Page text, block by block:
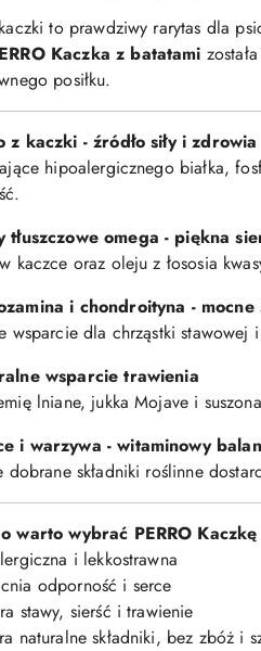
to prawdziwy rarytas dla
Kaczka z batatami
posiłku.
z kaczki - źródło siły i zdrowia
hipoalergicznego białka,
tłuszczowe omega - piękna
kaczce oraz oleju z łososia
i chondroityna - mocne
wsparcie dla chrząstki stawowej
wsparcie trawienia
lniane, jukka Mojave i
i warzywa - witaminowy
dobrane składniki roślinne
warto wybrać PERRO
i lekkostrawna
odporność i serce
stawy, sierść i trawienie
naturalne składniki, bez zbóż i